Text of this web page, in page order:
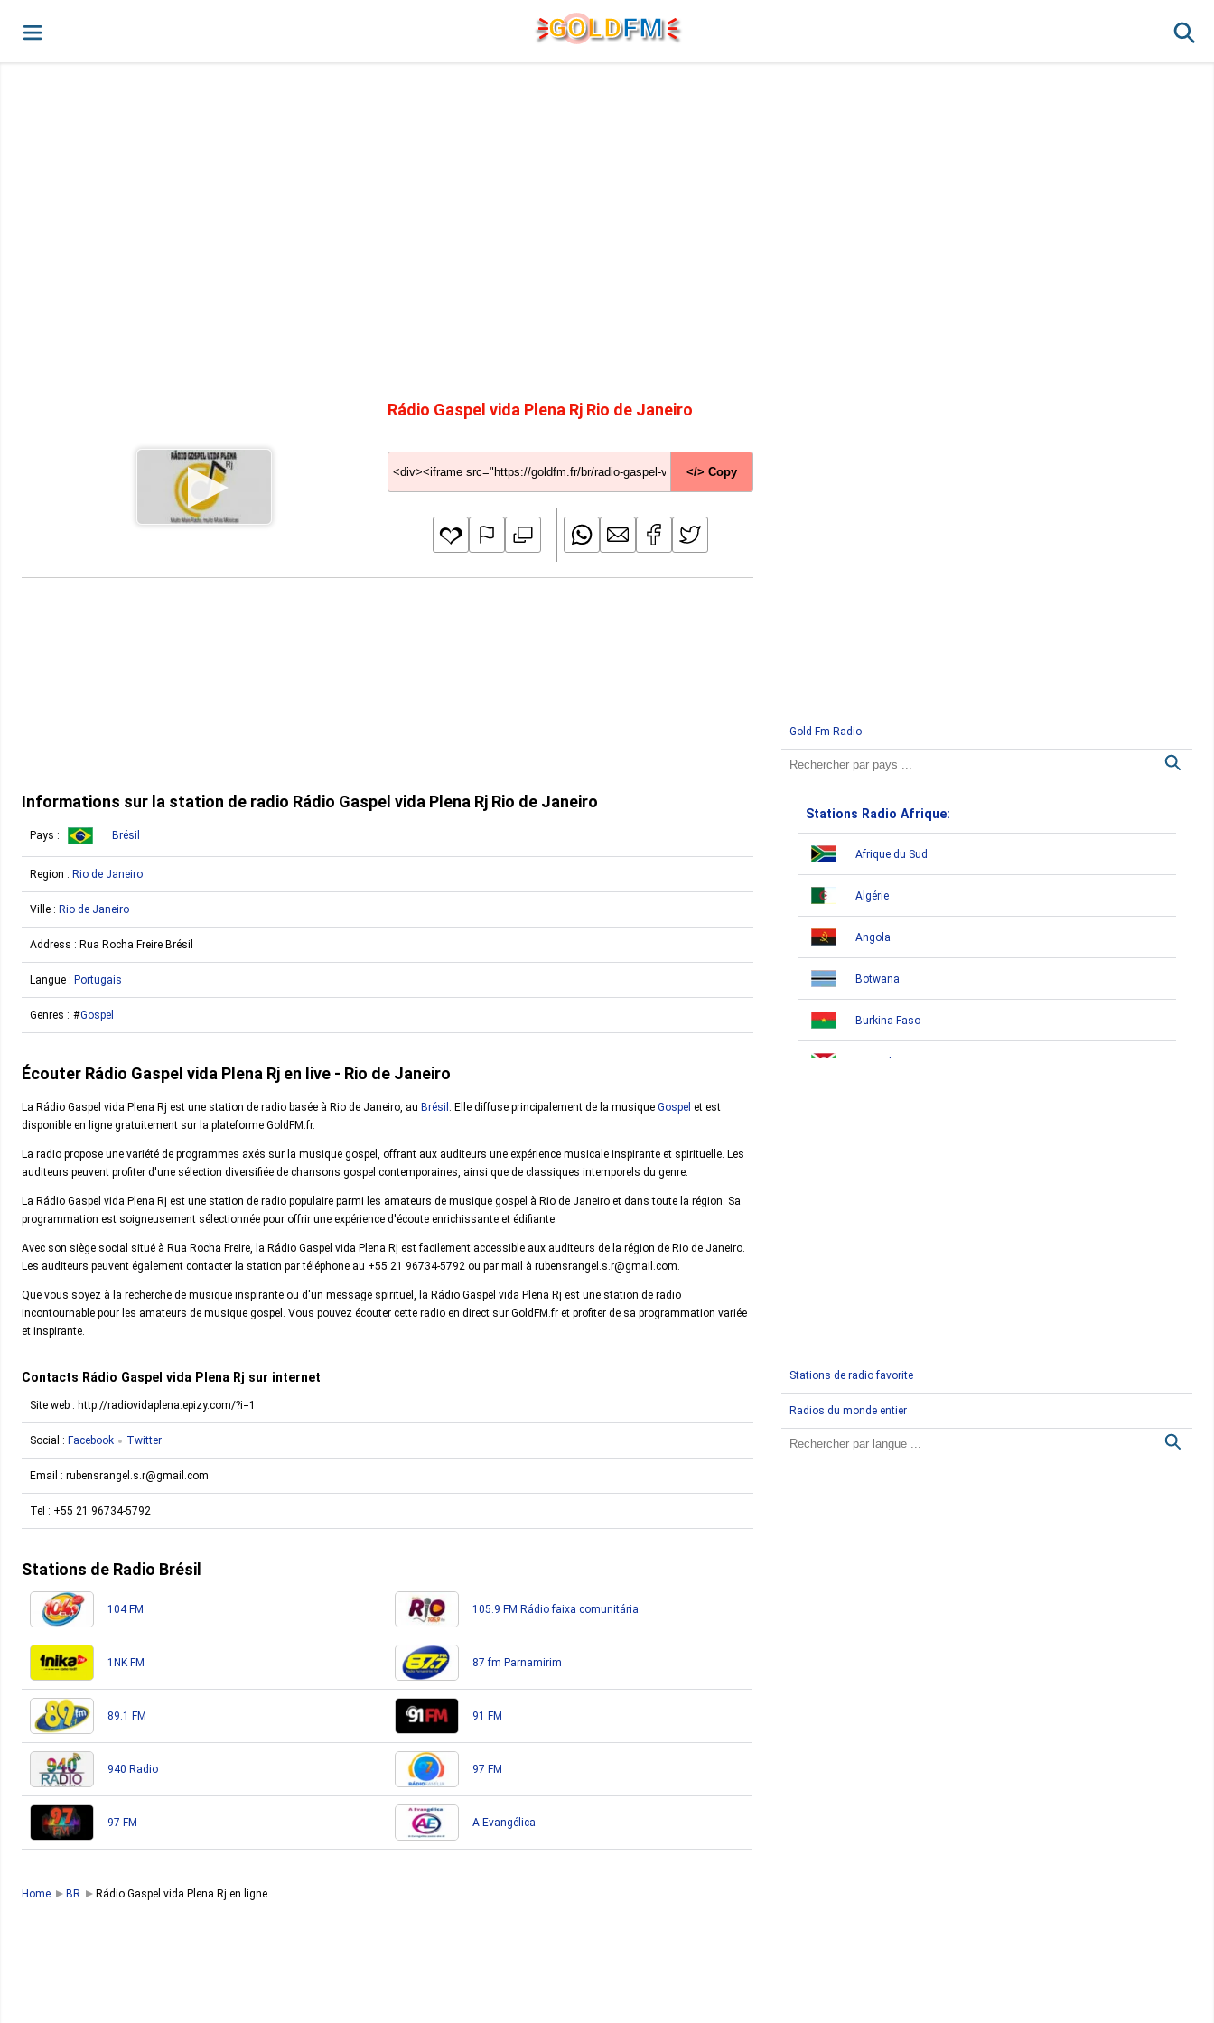
GOLDFM
Rádio Gaspel vida Plena Rj Rio de Janeiro
</> Copy
Informations sur la station de radio Rádio Gaspel vida Plena Rj Rio de Janeiro
Pays : Brésil
Region : Rio de Janeiro
Ville : Rio de Janeiro
Address : Rua Rocha Freire Brésil
Langue : Portugais
Genres : Gospel
Écouter Rádio Gaspel vida Plena Rj en live - Rio de Janeiro
La Rádio Gaspel vida Plena Rj est une station de radio basée à Rio de Janeiro, au Brésil . Elle diffuse principalement de la musique Gospel et est
disponible en ligne gratuitement sur la plateforme GoldFM.fr.
La radio propose une variété de programmes axés sur la musique gospel, offrant aux auditeurs une expérience musicale inspirante et spirituelle. Les
auditeurs peuvent profiter d'une sélection diversifiée de chansons gospel contemporaines, ainsi que de classiques intemporels du genre.
La Rádio Gaspel vida Plena Rj est une station de radio populaire parmi les amateurs de musique gospel à Rio de Janeiro et dans toute la région. Sa
programmation est soigneusement sélectionnée pour offrir une expérience d'écoute enrichissante et édifiante.
Avec son siège social situé à Rua Rocha Freire, la Rádio Gaspel vida Plena Rj est facilement accessible aux auditeurs de la région de Rio de Janeiro.
Les auditeurs peuvent également contacter la station par téléphone au +55 21 96734-5792 ou par mail à rubensrangel.s.r@gmail.com.
Que vous soyez à la recherche de musique inspirante ou d'un message spirituel, la Rádio Gaspel vida Plena Rj est une station de radio
incontournable pour les amateurs de musique gospel. Vous pouvez écouter cette radio en direct sur GoldFM.fr et profiter de sa programmation variée
et inspirante.
Contacts Rádio Gaspel vida Plena Rj sur internet
Site web : http://radiovidaplena.epizy.com/?i=1
Social : Facebook Twitter
Email : rubensrangel.s.r@gmail.com
Tel : +55 21 96734-5792
Stations de Radio Brésil
104 FM 105.9 FM Rádio faixa comunitária
1NK FM 87 fm Parnamirim
89.1 FM 91 FM
940 Radio 97 FM
97 FM A Evangélica
Gold Fm Radio
Stations Radio Afrique:
Afrique du Sud
Algérie
Angola
Botwana
Burkina Faso
Burundi
Egypte
Stations de radio favorite
Radios du monde entier
Home BR Rádio Gaspel vida Plena Rj en ligne